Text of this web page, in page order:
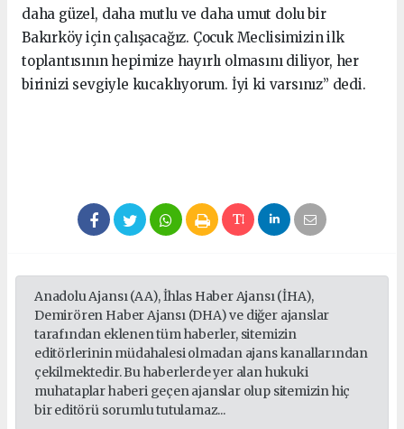
daha güzel, daha mutlu ve daha umut dolu bir
Bakırköy için çalışacağız. Çocuk Meclisimizin ilk
toplantısının hepimize hayırlı olmasını diliyor, her
birinizi sevgiyle kucaklıyorum. İyi ki varsınız” dedi.
Anadolu Ajansı (AA), İhlas Haber Ajansı (İHA),
Demirören Haber Ajansı (DHA) ve diğer ajanslar
tarafından eklenen tüm haberler, sitemizin
editörlerinin müdahalesi olmadan ajans kanallarından
çekilmektedir. Bu haberlerde yer alan hukuki
muhataplar haberi geçen ajanslar olup sitemizin hiç
bir editörü sorumlu tutulamaz...